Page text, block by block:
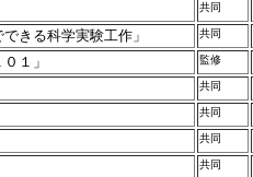
共同
きる科学実験工作」 共同
１」 監修
共同
共同
共同
共同